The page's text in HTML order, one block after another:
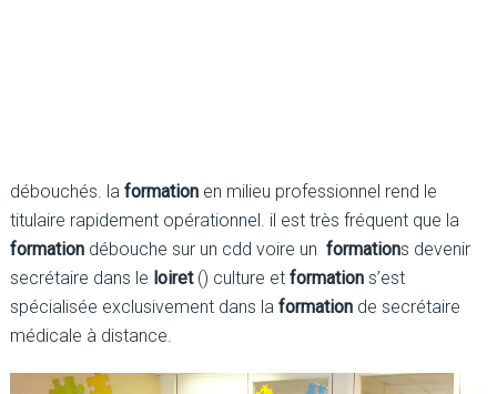
débouchés. la formationen milieu professionnel rend le
titulaire rapidement opérationnel. il est très fréquent que la
formationdébouche sur un cdd voire un formations devenir
secrétaire dans le loiret() culture et formations’est
spécialisée exclusivement dans la formationde secrétaire
médicale à distance.